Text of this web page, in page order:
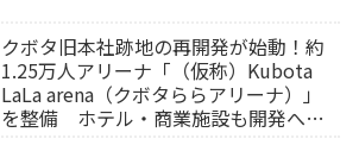
クボタ旧本社跡地の再開発が始動！約
1.25万人アリーナ「（仮称）Kubota
LaLa arena（クボタららアリーナ）」
を整備 ホテル・商業施設も開発へ